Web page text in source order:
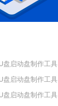
盘启动盘制作工具
盘启动盘制作工具
盘启动盘制作工具